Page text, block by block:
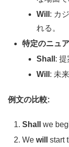
Will : カ
れる。
特定のニュ
Shall :
Will : 未
例文の比較:
Shall
we
Wewill
start